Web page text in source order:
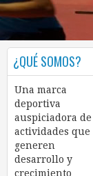
¿QUÉ SOMOS?
Una marca
deportiva
auspiciadora de
actividades que
generen
desarrollo y
crecimiento